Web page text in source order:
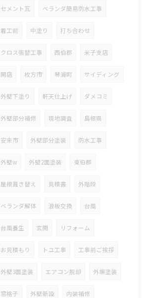
セメント瓦 ベランダ簡易防水工事
着工前 中塗り 打ち合わせ
クロス張替工事 西伯郡 米子支店
開店 枚方市 琴浦町 サイディング
外壁下塗り 軒天仕上げ ダメコミ
外壁部分補修 現地調査 島根県
安来市 外壁部分塗装 防水工事
外壁w 外壁2面塗装 東伯郡
屋根葺き替え 見積書 外階段
ベランダ解体 浪板交換 台風
台風養生 玄関 リフォーム
お見積もり トユ工事 工事前ご挨拶
外壁3面塗装 エアコン脱却 外塀塗装
窓格子 外壁新設 内装補修